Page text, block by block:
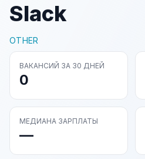
Slack
OTHER
ВАКАНСИЙ ЗА 30 ДНЕЙ
0
МЕДИАНА ЗАРПЛАТЫ
—